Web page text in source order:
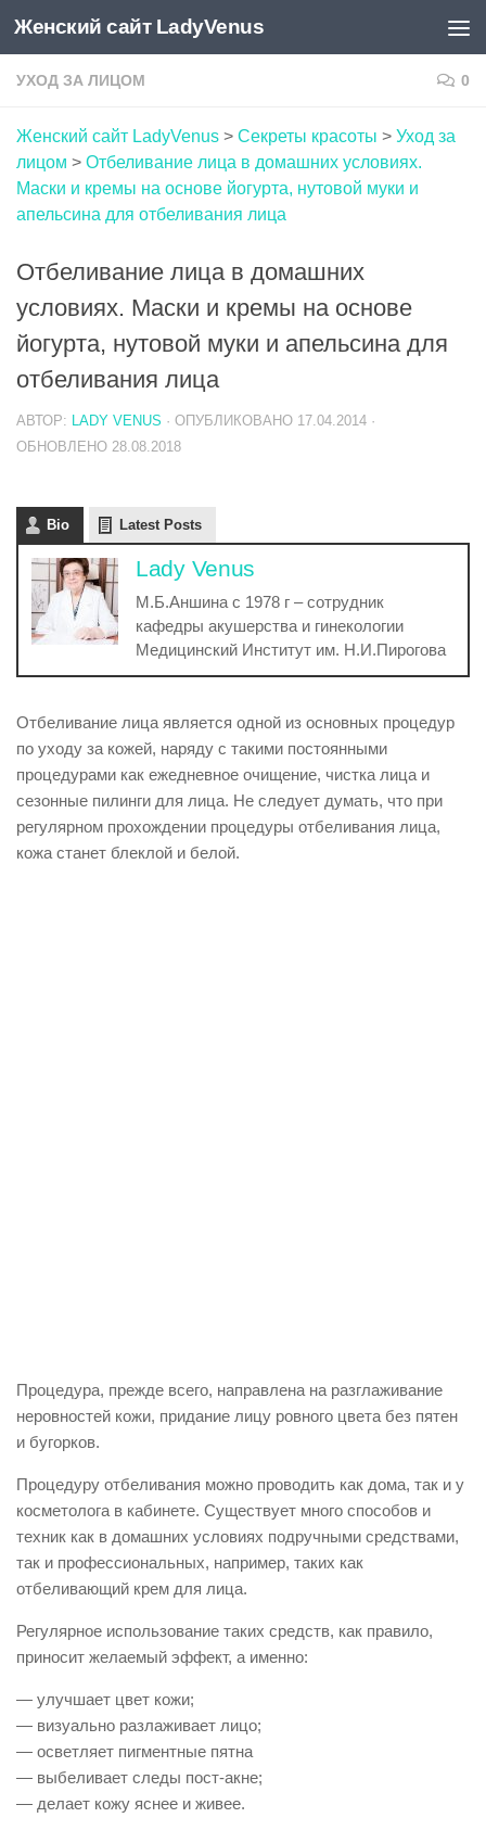
Skip to content
Женский сайт LadyVenus
УХОД ЗА ЛИЦОМ 0
Женский сайт LadyVenus > Секреты красоты > Уход за
лицом > Отбеливание лица в домашних условиях.
Маски и кремы на основе йогурта, нутовой муки и
апельсина для отбеливания лица
Отбеливание лица в домашних
условиях. Маски и кремы на основе
йогурта, нутовой муки и апельсина для
отбеливания лица
АВТОР: LADY VENUS · ОПУБЛИКОВАНО 17.04.2014 ·
ОБНОВЛЕНО 28.08.2018
Bio Latest Posts
Lady Venus
М.Б.Аншина с 1978 г – сотрудник
кафедры акушерства и гинекологии
Медицинский Институт им. Н.И.Пирогова
Отбеливание лица является одной из основных процедур
по уходу за кожей, наряду с такими постоянными
процедурами как ежедневное очищение, чистка лица и
сезонные пилинги для лица. Не следует думать, что при
регулярном прохождении процедуры отбеливания лица,
кожа станет блеклой и белой.
Процедура, прежде всего, направлена на разглаживание
неровностей кожи, придание лицу ровного цвета без пятен
и бугорков.
Процедуру отбеливания можно проводить как дома, так и у
косметолога в кабинете. Существует много способов и
техник как в домашних условиях подручными средствами,
так и профессиональных, например, таких как
отбеливающий крем для лица.
Регулярное использование таких средств, как правило,
приносит желаемый эффект, а именно:
— улучшает цвет кожи;
— визуально разлаживает лицо;
— осветляет пигментные пятна
— выбеливает следы пост-акне;
— делает кожу яснее и живее.